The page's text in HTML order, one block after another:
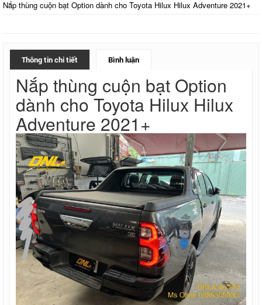
Nắp thùng cuộn bạt Option dành cho Toyota Hilux Hilux Adventure 2021+
Thông tin chi tiết Bình luận
Nắp thùng cuộn bạt Option
dành cho Toyota Hilux Hilux
Adventure 2021+